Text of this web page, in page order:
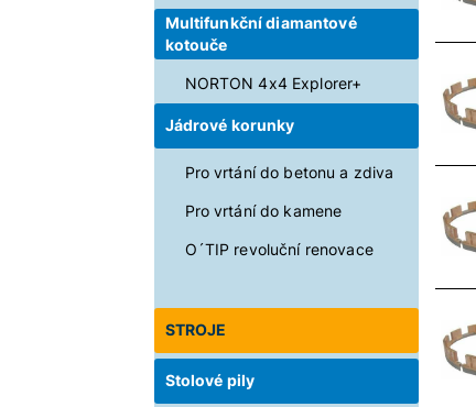
Multifunkční diamantové
kotouče
NORTON 4x4 Explorer+
Jádrové korunky
Pro vrtání do betonu a zdiva
Pro vrtání do kamene
O´TIP revoluční renovace
STROJE
Stolové pily